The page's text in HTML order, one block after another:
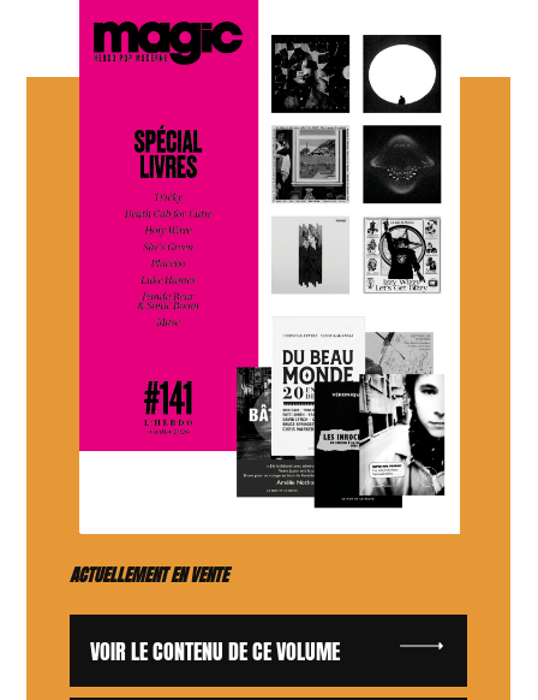
ACTUELLEMENT EN VENTE
VOIR LE CONTENU DE CE VOLUME